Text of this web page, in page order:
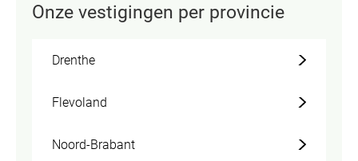
Onze vestigingen per provincie
Drenthe
Flevoland
Noord-Brabant